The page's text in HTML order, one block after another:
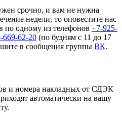
срочно, и вам не нужна
недели, то оповестите нас
по одному из телефонов +7-925-
669-62-20 (по будням с 11 до 17
в сообщения группы ВК.
и номера накладных от СДЭК
автоматически на вашу